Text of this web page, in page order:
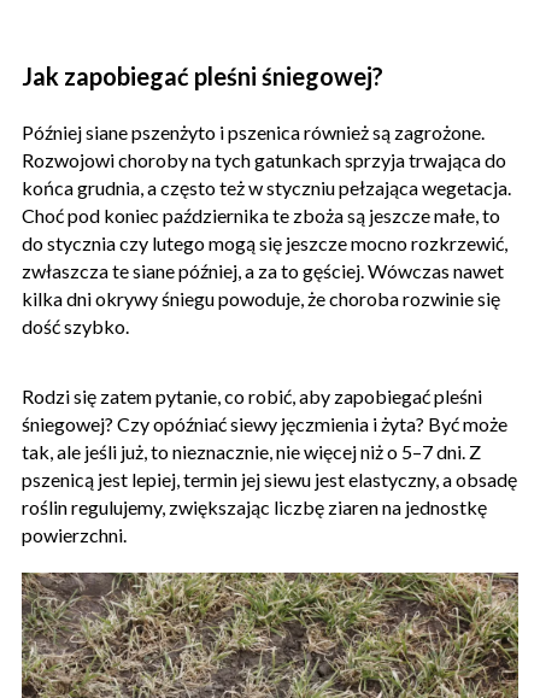
Jak zapobiegać pleśni śniegowej?
Później siane pszenżyto i pszenica również są zagrożone.
Rozwojowi choroby na tych gatunkach sprzyja trwająca do
końca grudnia, a często też w styczniu pełzająca wegetacja.
Choć pod koniec października te zboża są jeszcze małe, to
do stycznia czy lutego mogą się jeszcze mocno rozkrzewić,
zwłaszcza te siane później, a za to gęściej. Wówczas nawet
kilka dni okrywy śniegu powoduje, że choroba rozwinie się
dość szybko.
Rodzi się zatem pytanie, co robić, aby zapobiegać pleśni
śniegowej? Czy opóźniać siewy jęczmienia i żyta? Być może
tak, ale jeśli już, to nieznacznie, nie więcej niż o 5–7 dni. Z
pszenicą jest lepiej, termin jej siewu jest elastyczny, a obsadę
roślin regulujemy, zwiększając liczbę ziaren na jednostkę
powierzchni.